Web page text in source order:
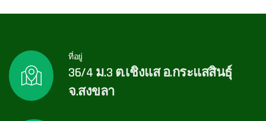
ที่อยู่
36/4 ม.3 ต.เชิงแส อ.กระแสสินธุ์
จ.สงขลา